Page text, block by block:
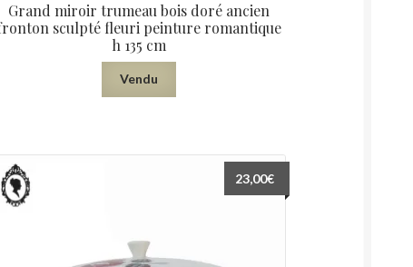
Grand miroir trumeau bois doré ancien
sculpté fleuri peinture romantique
h 135 cm
Vendu
23,00€